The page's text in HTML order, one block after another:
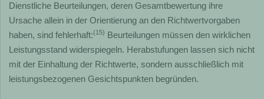
Dienstliche Beurteilungen, deren Gesamtbewertung ihre
Ursache allein in der Orientierung an den Richtwertvorgaben
haben, sind fehlerhaft:(15) Beurteilungen müssen den wirklichen
Leistungsstand widerspiegeln. Herabstufungen lassen sich nicht
mit der Einhaltung der Richtwerte, sondern ausschließlich mit
leistungsbezogenen Gesichtspunkten begründen.